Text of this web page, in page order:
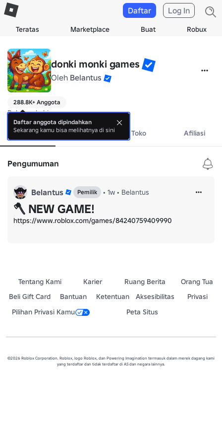
Teratas Marketplace Buat Robux
Daftar Log In
donki monki games
Oleh Belantus
288.8K+ Anggota
Belum ada bio.
Tentang Acara Toko Afiliasi
Pengumuman
Belantus Pemilik • 1w • Belantus
🪓 NEW GAME!
https://www.roblox.com/games/84240759409990
Tentang Kami Karier Ruang Berita
Orang Tua
Beli Gift Card
Bantuan Ketentuan Aksesibilitas
Privasi
Pilihan Privasi Kamu
Peta Situs
©2026 Roblox Corporation. Roblox, logo Roblox, dan Powering Imagination termasuk dalam merek dagang kami
yang terdaftar dan tidak terdaftar di AS dan negara lainnya.
Daftar anggota dipindahkan
Sekarang kamu bisa melihatnya di sini